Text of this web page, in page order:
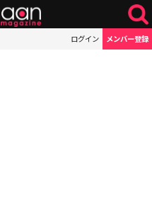
ログイン メンバー登録